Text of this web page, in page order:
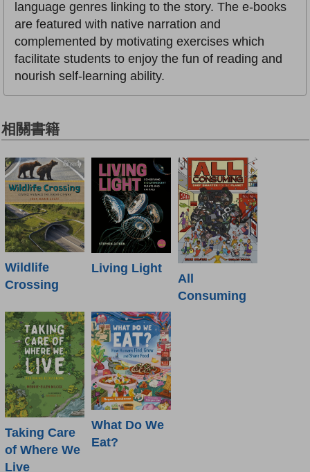
language genres linking to the story. The e-books
are featured with native narration and
complemented by motivating exercises which
facilitate students to enjoy the fun of reading and
nourish self-learning ability.
相關書籍
Wildlife
Crossing
Living Light
All
Consuming
Taking Care
of Where We
Live
What Do We
Eat?